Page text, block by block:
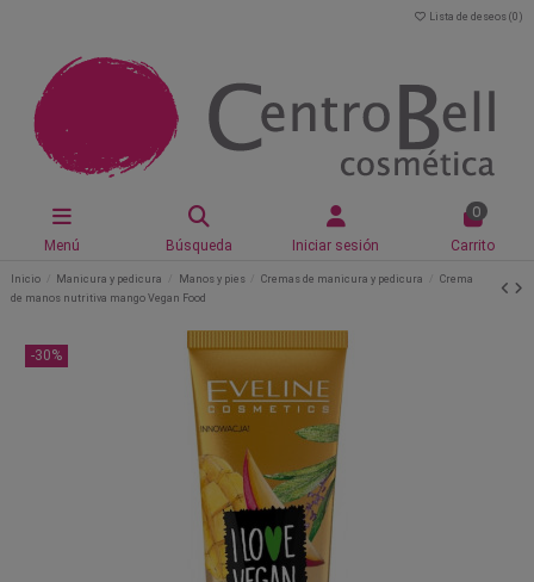
Lista de deseos (0 )
Menú Búsqueda Iniciar sesión
0
Carrito
Inicio Manicura y pedicura Manos y pies Cremas de manicura y pedicura
Crema
de manos nutritiva mango Vegan Food
-30%